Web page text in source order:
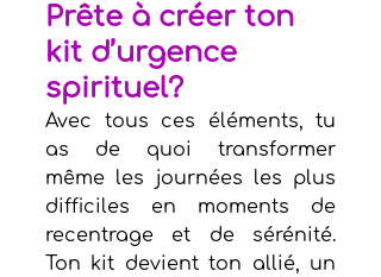
Prête à créer ton
kit d’urgence
spirituel?
Avec tous ces éléments, tu
as de quoi transformer
même les journées les plus
difficiles en moments de
recentrage et de sérénité.
Ton kit devient ton allié, un